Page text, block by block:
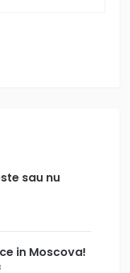
sau nu
in Moscova!